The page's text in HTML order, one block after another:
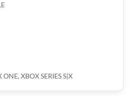
ONE, XBOX SERIES S|X